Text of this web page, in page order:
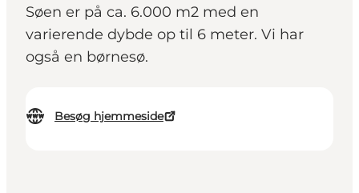
Søen er på ca. 6.000 m2 med en
varierende dybde op til 6 meter. Vi har
også en børnesø.
Besøg hjemmeside